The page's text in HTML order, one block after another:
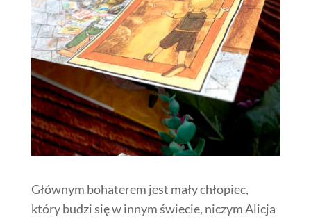
Głównym bohaterem jest mały chłopiec,
który budzi się w innym świecie, niczym Alicja